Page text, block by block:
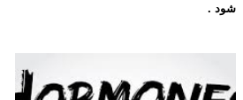
شود .